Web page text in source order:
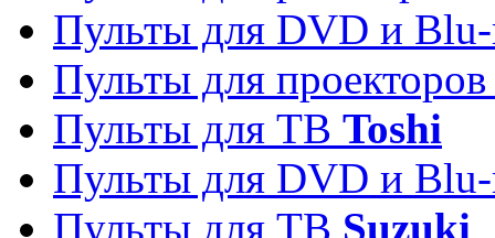
Пульты для DVD и
Пульты для
Пульты для ТВ Toshi
Пульты для DVD и
Пульты для ТВ Suzuki